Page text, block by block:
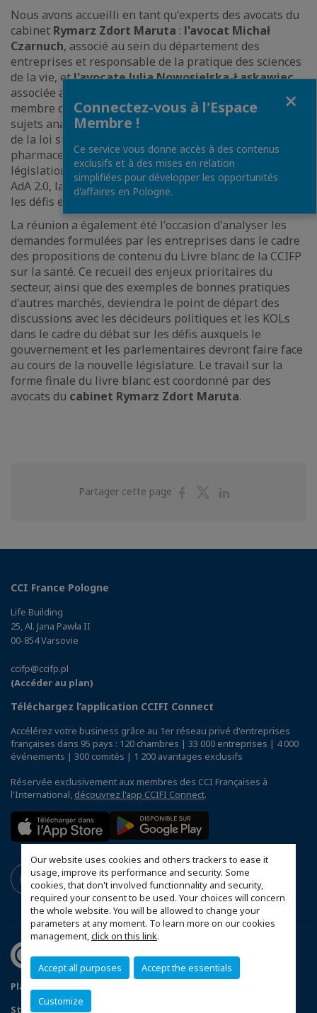
Our website uses cookies and others trackers to ease it
usage, improve its performance and security. Some
cookies, that don't involved functionnality and security,
required your consent to be used. Your choices will concern
the whole website. You will be allowed to change your
parameters at any moment. To learn more on our cookies
management,click on this link.
Accept all purposes Accept the essentials
Customize
Nous avons accueilli en tant qu'experts des avocats du
cabinet Rymarz Zdort Maruta : l'avocat Michał
Czarnuch, associé au sein du département des
entreprises et responsable de la pratique des sciences
de la vie, etl'avocate Julia Nowosielska-Łaskawiec,
associée au sein du département des entreprises et
membre de la pratique des sciences de la vie. Parmi les
sujets analysés, citons DNUR ( le grand amendement
de la loi sur les remboursements), la réforme du droit
pharmaceutique de l'UE, le domaine de l'e-santé, la
législation sur la réglementation des pharmacies - dite
AdA 2.0, la loi sur certaines professions médicales et
les défis en matière d'ESG et de compliance.
La réunion a également été l'occasion d'analyser les
demandes formulées par les entreprises dans le cadre
des propositions de contenu du Livre blanc de la CCIFP
sur la santé. Ce recueil des enjeux prioritaires du
secteur, ainsi que des exemples de bonnes pratiques
d'autres marchés, deviendra le point de départ des
discussions avec les décideurs politiques et les KOLs
dans le cadre du débat sur les défis auxquels le
gouvernement et les parlementaires devront faire face
au cours de la nouvelle législature. Le travail sur la
forme finale du livre blanc est coordonné par des
avocats du cabinet Rymarz Zdort Maruta.
Partager cette page
PartagerPartager
CCI France Pologne
Life Building
25, Al. Jana Pawła II
00-854 Varsovie
ccifp@ccifp.pl
(Accéder au plan)
Téléchargez l’application CCIFI Connect
Accélérez votre business grâce au 1er réseau privé d'entreprises
françaises dans 95 pays : 120 chambres | 33 000 entreprises | 4 000
événements | 300 comités | 1 200 avantages exclusifs
Réservée exclusivement aux membres des CCI Françaises à
l'International, découvrez l'app CCIFI Connect.
Plan du site
Statut de la CCIFP
Connectez-vous à l'Espace
Membre !
Ce service vous donne accès à des contenus
exclusifs et à des mises en relation
simplifiées pour développer les opportunités
d'affaires en Pologne.